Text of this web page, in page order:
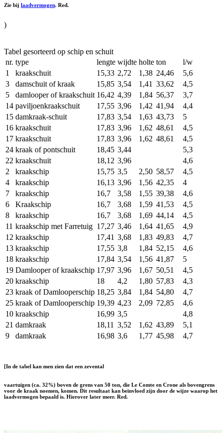
Zie bij laadvermogen. Red.
)
Tabel gesorteerd op schip en schuit
nr. type lengte wijdte holte ton
l/w
1
kraakschuit 15,33 2,72 1,38 24,46
5,6
3
damschuit of kraak 15,85 3,54 1,41 33,62
4,5
5
damlooper of kraakschuit 16,42 4,39 1,84 56,37
3,7
14 paviljoenkraakschuit 17,55 3,96 1,42 41,94
4,4
15 damkraak‐schuit 17,83 3,54 1,63 43,73
5
16 kraakschuit 17,83 3,96 1,62 48,61
4,5
17 kraakschuit 17,83 3,96 1,62 48,61
4,5
24 kraak of pontschuit 18,45 3,44
5,3
22 kraakschuit 18,12 3,96
4,6
2
kraakschip 15,75 3,5 2,50 58,57
4,5
4
kraakschip 16,13 3,96 1,56 42,35
4
7
kraakschip 16,7 3,58 1,55 39,38
4,6
6
Kraakschip 16,7 3,68 1,59 41,53
4,5
8
kraakschip 16,7 3,68 1,69 44,14
4,5
11 kraakschip met Farretuig 17,27 3,46 1,64 41,65
4,9
12 kraakschip 17,41 3,68 1,83 49,83
4,7
13 kraakschip 17,55 3,8 1,84 52,15
4,6
18 kraakschip 17,84 3,54 1,56 41,87
5
19 Damlooper of kraakschip 17,97 3,96 1,67 50,51
4,5
20 kraakschip 18 4,2 1,80 57,83
4,3
23 kraak of Damlooperschip 18,25 3,84 1,84 54,80
4,7
25 kraak of Damlooperschip 19,39 4,23 2,09 72,85
4,6
10 kraakschip 16,99 3,5
4,8
21 damkraak 18,11 3,52 1,62 43,89
5,1
9
damkraak 16,98 3,6 1,77 45,98 4,7
[In de tabel kan men zien dat een zevental
vaartuigen (ca. 32%) boven de grens van 50 ton, die Le Comte en Crone als bovengrens
voor de kraak noemen, komen. Dit resultaat kan beïnvloed zijn door de wijze waarop het
laadvermogen bepaald is. Hierover later meer. Red.